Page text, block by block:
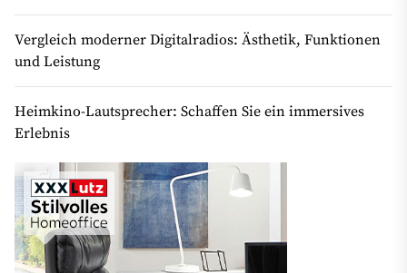
Vergleich moderner Digitalradios: Ästhetik, Funktionen
und Leistung
Heimkino-Lautsprecher: Schaffen Sie ein immersives
Erlebnis